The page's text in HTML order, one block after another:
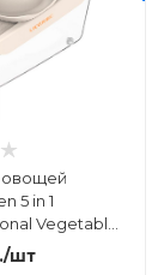
овощей
5 in 1
Vegetable
3136)
/шт